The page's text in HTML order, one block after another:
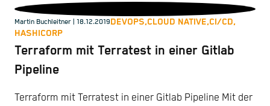
Martin Buchleitner | 18.12.2019DEVOPS,CLOUD NATIVE,CI/CD,
HASHICORP
Terraform mit Terratest in einer Gitlab
Pipeline
Terraform mit Terratest in einer Gitlab Pipeline Mit der